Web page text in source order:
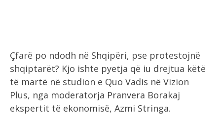
Çfarë po ndodh në Shqipëri, pse protestojnë
shqiptarët? Kjo ishte pyetja që iu drejtua këtë
të martë në studion e Quo Vadis në Vizion
Plus, nga moderatorja Pranvera Borakaj
ekspertit të ekonomisë, Azmi Stringa.